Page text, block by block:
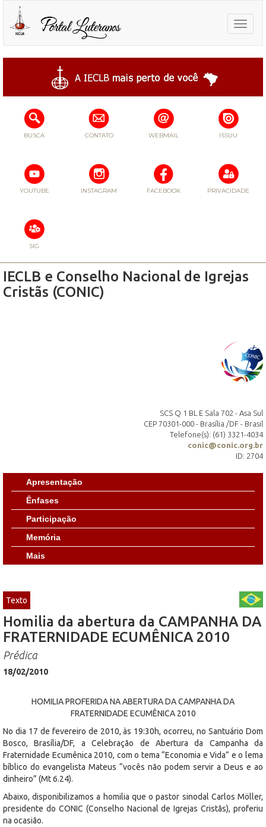
Toggle
BUSCA CONTATO WEBMAIL ISSUU
YOUTUBE INSTAGRAM FACEBOOK PRIVACIDADE
SIG
IECLB e Conselho Nacional de Igrejas
Cristãs (CONIC)
SCS Q 1 BL E Sala 702 - Asa Sul
CEP 70301-000 - Brasília /DF - Brasil
Telefone(s): (61) 3321-4034
conic@conic.org.br
ID: 2704
Apresentação
Ênfases
Participação
Memória
Mais
Texto
Homilia da abertura da CAMPANHA DA
FRATERNIDADE ECUMÊNICA 2010
Prédica
18/02/2010
HOMILIA PROFERIDA NA ABERTURA DA CAMPANHA DA
FRATERNIDADE ECUMÊNICA 2010
No dia 17 de fevereiro de 2010, às 19:30h, ocorreu, no Santuário Dom
Bosco, Brasília/DF, a Celebração de Abertura da Campanha da
Fraternidade Ecumênica 2010, com o tema “Economia e Vida” e o lema
bíblico do evangelista Mateus “vocês não podem servir a Deus e ao
dinheiro” (Mt 6.24).
Abaixo, disponibilizamos a homilia que o pastor sinodal Carlos Möller,
presidente do CONIC (Conselho Nacional de Igrejas Cristãs), proferiu
na ocasião.